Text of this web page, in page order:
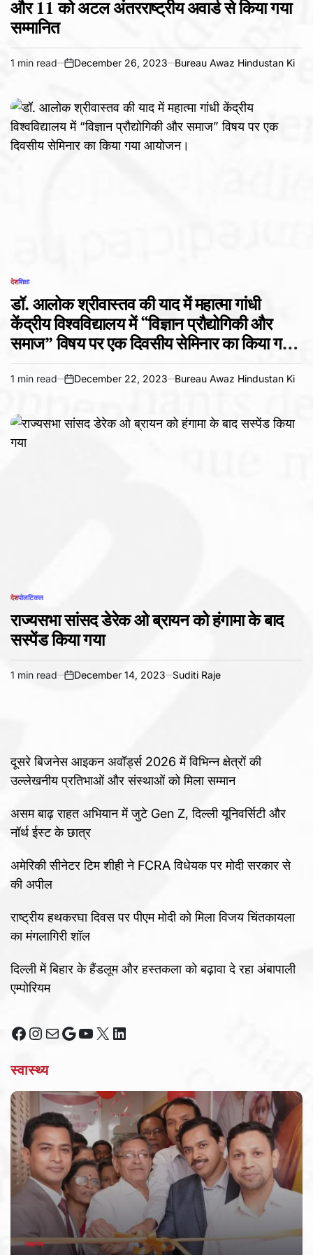
और 11 को अटल अंतरराष्ट्रीय अवार्ड से किया गया
सम्मानित
Estimated
time
1 min read
on
December 26, 2023 Bureau Awaz Hindustan Ki
POSTED
देशशिक्षा
डॉ. आलोक श्रीवास्तव की याद में महात्मा गांधी
केंद्रीय विश्वविद्यालय में “विज्ञान प्रौद्योगिकी और
समाज” विषय पर एक दिवसीय सेमिनार का किया गया
आयोजन।
Estimated
time
1 min read
on
December 22, 2023 Bureau Awaz Hindustan Ki
POSTED
देशपोलटिकल
राज्यसभा सांसद डेरेक ओ ब्रायन को हंगामा के बाद
सस्पेंड किया गया
Estimated
1 min read
on
December 14, 2023 Suditi Raje
दूसरे बिजनेस आइकन अवॉर्ड्स 2026 में विभिन्न क्षेत्रों की
उल्लेखनीय प्रतिभाओं और संस्थाओं को मिला सम्मान
असम बाढ़ राहत अभियान में जुटे Gen Z, दिल्ली यूनिवर्सिटी और
नॉर्थ ईस्ट के छात्र
अमेरिकी सीनेटर टिम शीही ने FCRA विधेयक पर मोदी सरकार से
की अपील
राष्ट्रीय हथकरघा दिवस पर पीएम मोदी को मिला विजय चिंतकायला
का मंगलागिरी शॉल
दिल्ली में बिहार के हैंडलूम और हस्तकला को बढ़ावा दे रहा अंबापाली
एम्पोरियम
Facebook
Instagram
MailGoogle
YouTube
X LinkedIn
स्वास्थ्य
POSTED
स्वास्थ्य